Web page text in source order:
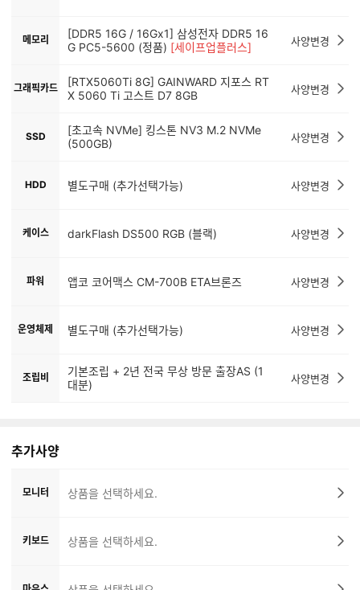
메모리
[DDR5 16G / 16Gx1] 삼성전자 DDR5 16
G PC5-5600 (정품) [세이프업플러스] 사양변경
그래픽카드
[RTX5060Ti 8G] GAINWARD 지포스 RT
X 5060 Ti 고스트 D7 8GB
사양변경
SSD
[초고속 NVMe] 킹스톤 NV3 M.2 NVMe
(500GB)
사양변경
HDD 별도구매 (추가선택가능) 사양변경
케이스 darkFlash DS500 RGB (블랙) 사양변경
파워 앱코 코어맥스 CM-700B ETA브론즈 사양변경
운영체제 별도구매 (추가선택가능) 사양변경
조립비
기본조립 + 2년 전국 무상 방문 출장AS (1
대분)
사양변경
추가사양
모니터 상품을 선택하세요.
키보드 상품을 선택하세요.